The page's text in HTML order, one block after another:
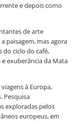
e depois como
de arte
paisagem, mas agora
do ciclo do café,
exuberância da Mata
à Europa,
Pesquisa
exploradas pelos
europeus, em